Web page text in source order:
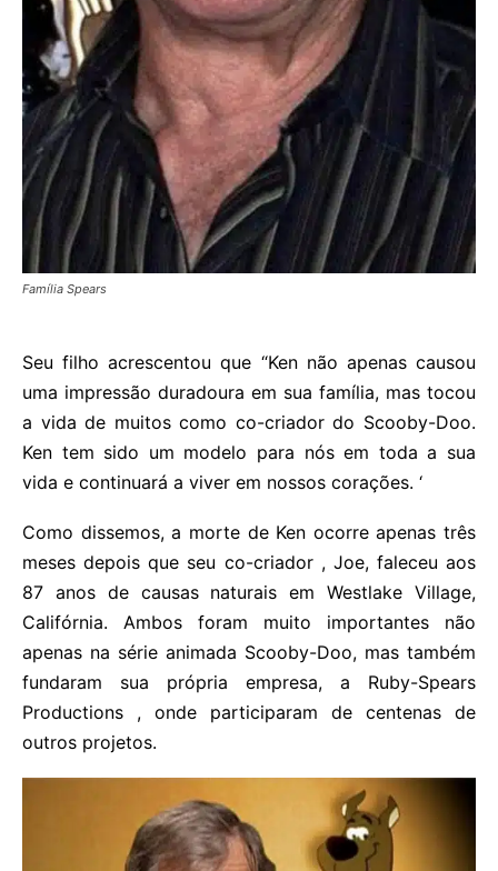
Família Spears
Seu filho acrescentou que “Ken não apenas causou
uma impressão duradoura em sua família, mas tocou
a vida de muitos como co-criador do Scooby-Doo.
Ken tem sido um modelo para nós em toda a sua
vida e continuará a viver em nossos corações. ‘
Como dissemos, a morte de Ken ocorre apenas três
meses depois que seu co-criador , Joe, faleceu aos
87 anos de causas naturais em Westlake Village,
Califórnia. Ambos foram muito importantes não
apenas na série animada Scooby-Doo, mas também
fundaram sua própria empresa, a Ruby-Spears
Productions , onde participaram de centenas de
outros projetos.